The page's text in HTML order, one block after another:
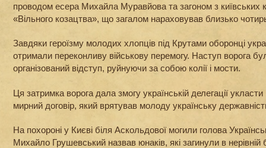
проводом есера Михайла Муравйова та загоном з київських
«Вільного козацтва», що загалом нараховував близько
Завдяки героїзму молодих хлопців під Крутами оборонці
отримали переконливу військову перемогу. Наступ ворога
організований відступ, руйнуючи за собою колії і мости.
Ця затримка ворога дала змогу українській делегації
мирний договір, який врятував молоду українську
На похороні у Києві біля Аскольдової могили голова
Михайло Грушевський назвав юнаків, які загинули в нерівній